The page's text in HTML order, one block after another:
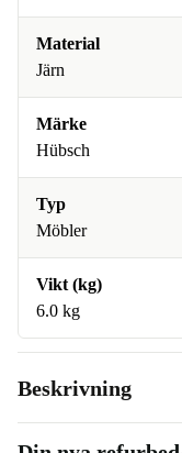
Material
Järn
Märke
Hübsch
Typ
Möbler
Vikt (kg)
6.0 kg
Beskrivning